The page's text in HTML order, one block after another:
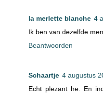
la merlette blanche 4
Ik ben van dezelfde
Beantwoorden
Schaartje 4 augustus
Echt plezant he. En